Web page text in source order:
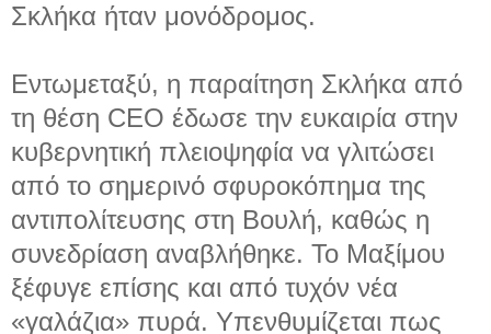
Σκλήκα ήταν μονόδρομος.
Εντωμεταξύ, η παραίτηση Σκλήκα από
τη θέση CEO έδωσε την ευκαιρία στην
κυβερνητική πλειοψηφία να γλιτώσει
από το σημερινό σφυροκόπημα της
αντιπολίτευσης στη Βουλή, καθώς η
συνεδρίαση αναβλήθηκε. Το Μαξίμου
ξέφυγε επίσης και από τυχόν νέα
«γαλάζια» πυρά. Υπενθυμίζεται πως